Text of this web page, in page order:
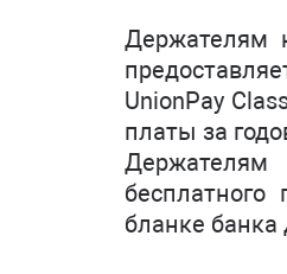
Держателям
UnionPay
платы за
Держателям
бланке банка